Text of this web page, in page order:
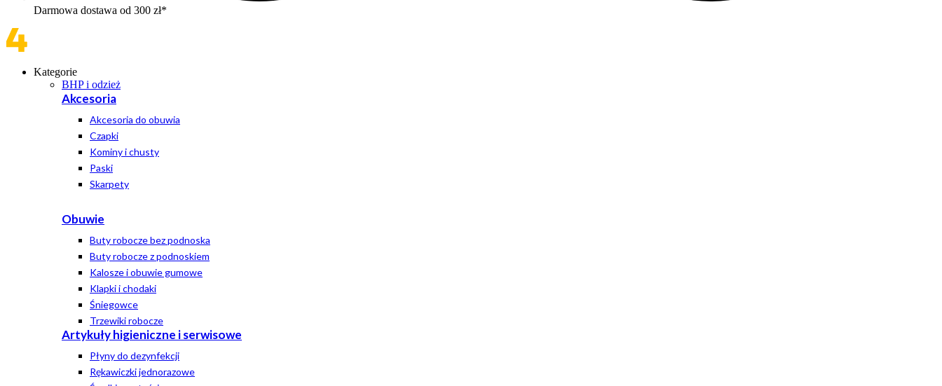
Darmowa dostawa od 300 zł*
Kategorie
BHP i odzież
Akcesoria
Akcesoria do obuwia
Czapki
Kominy i chusty
Paski
Skarpety
Obuwie
Buty robocze bez podnoska
Buty robocze z podnoskiem
Kalosze i obuwie gumowe
Klapki i chodaki
Śniegowce
Trzewiki robocze
Artykuły higieniczne i serwisowe
Płyny do dezynfekcji
Rękawiczki jednorazowe